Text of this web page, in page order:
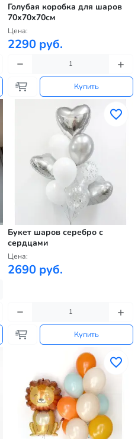
Голубая коробка для шаров
70х70х70см
Цена:
2290 руб.
Купить
Букет шаров серебро с
сердцами
Цена:
2690 руб.
Купить